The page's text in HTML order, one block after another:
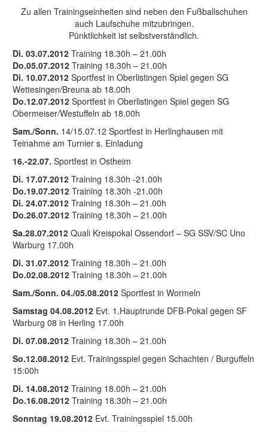
Zu allen Trainingseinheiten sind neben den Fußballschuhen
auch Laufschuhe mitzubringen.
Pünktlichkeit ist selbstverständlich.
Di. 03.07.2012 Training 18.30h – 21.00h
Do.05.07.2012 Training 18.30h – 21.00h
Di. 10.07.2012 Sportfest in Oberlistingen Spiel gegen SG
Wettesingen/Breuna ab 18.00h
Do.12.07.2012 Sportfest in Oberlistingen Spiel gegen SG
Obermeiser/Westuffeln ab 18.00h
Sam./Sonn. 14/15.07.12 Sportfest in Herlinghausen mit
Teinahme am Turnier s. Einladung
16.-22.07. Sportfest in Ostheim
Di. 17.07.2012 Training 18.30h -21.00h
Do.19.07.2012 Training 18.30h -21.00h
Di. 24.07.2012 Training 18.30h – 21.00h
Do.26.07.2012 Training 18.30h – 21.00h
Sa.28.07.2012 Quali Kreispokal Ossendorf – SG SSV/SC Uno
Warburg 17.00h
Di. 31.07.2012 Training 18.30h – 21.00h
Do.02.08.2012 Training 18.30h – 21.00h
Sam./Sonn. 04./05.08.2012 Sportfest in Wormeln
Samstag 04.08.2012 Evt. 1.Hauptrunde DFB-Pokal gegen SF
Warburg 08 in Herling 17.00h
Di. 07.08.2012 Training 18.30h – 21.00h
So.12.08.2012 Evt. Trainingsspiel gegen Schachten / Burguffeln
15:00h
Di. 14.08.2012 Training 18.00h – 21.00h
Do.16.08.2012 Training 18.30h – 21.00h
Sonntag 19.08.2012 Evt. Trainingsspiel 15.00h